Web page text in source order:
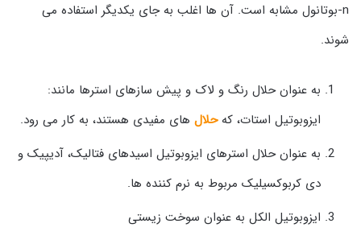
n-بوتانول مشابه است. آن ها اغلب به جای یکدیگر استفاده می
شوند.
به عنوان حلال رنگ و لاک و پیش سازهای استرها مانند:
ایزوبوتیل استات، کهحلال های مفیدی هستند، به کار می رود.
به عنوان حلال استرهای ایزوبوتیل اسیدهای فتالیک، آدیپیک و
دی کربوکسیلیک مربوط به نرم کننده ها.
ایزوبوتیل الکل به عنوان سوخت زیستی